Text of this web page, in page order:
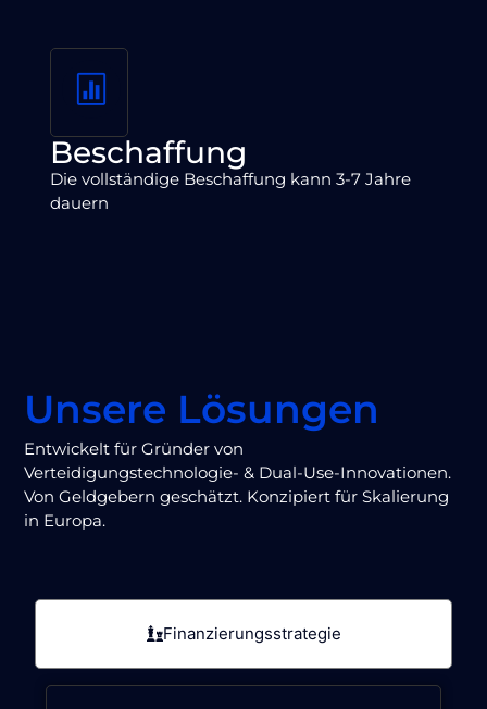
Beschaffung
Die vollständige Beschaffung kann 3-7 Jahre
dauern
Unsere Lösungen
Entwickelt für Gründer von
Verteidigungstechnologie- & Dual-Use-Innovationen.
Von Geldgebern geschätzt. Konzipiert für Skalierung
in Europa.
Finanzierungsstrategie